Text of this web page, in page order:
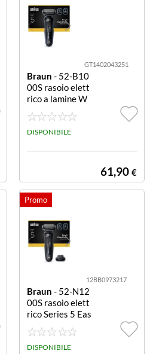
GT1402043251
Braun - 52-B10
00S rasoio elett
rico a lamine W
et & Dry RASOI
O RIC. SERIE 5
WET&DRY 2M
DISPONIBILE
61,90 €
12BB0973217
Braun - 52-N12
00S rasoio elett
rico Series 5 Eas
yClean RASOIO
RIC. SERIE 5 LA
VABILE WET&D
DISPONIBILE